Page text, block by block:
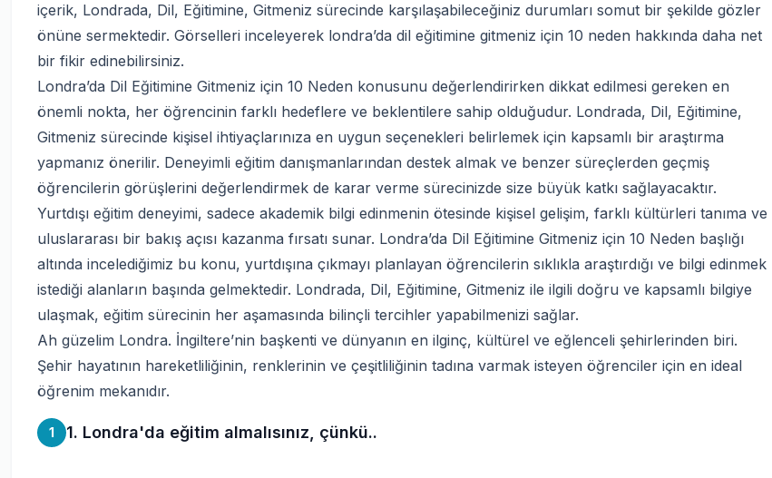
içerik, Londrada, Dil, Eğitimine, Gitmeniz sürecinde karşılaşabileceğiniz durumları somut bir şekilde gözler
önüne sermektedir. Görselleri inceleyerek londra’da dil eğitimine gitmeniz için 10 neden hakkında daha net
bir fikir edinebilirsiniz.
Londra’da Dil Eğitimine Gitmeniz için 10 Neden konusunu değerlendirirken dikkat edilmesi gereken en
önemli nokta, her öğrencinin farklı hedeflere ve beklentilere sahip olduğudur. Londrada, Dil, Eğitimine,
Gitmeniz sürecinde kişisel ihtiyaçlarınıza en uygun seçenekleri belirlemek için kapsamlı bir araştırma
yapmanız önerilir. Deneyimli eğitim danışmanlarından destek almak ve benzer süreçlerden geçmiş
öğrencilerin görüşlerini değerlendirmek de karar verme sürecinizde size büyük katkı sağlayacaktır.
Yurtdışı eğitim deneyimi, sadece akademik bilgi edinmenin ötesinde kişisel gelişim, farklı kültürleri tanıma ve
uluslararası bir bakış açısı kazanma fırsatı sunar. Londra’da Dil Eğitimine Gitmeniz için 10 Neden başlığı
altında incelediğimiz bu konu, yurtdışına çıkmayı planlayan öğrencilerin sıklıkla araştırdığı ve bilgi edinmek
istediği alanların başında gelmektedir. Londrada, Dil, Eğitimine, Gitmeniz ile ilgili doğru ve kapsamlı bilgiye
ulaşmak, eğitim sürecinin her aşamasında bilinçli tercihler yapabilmenizi sağlar.
Ah güzelim Londra. İngiltere’nin başkenti ve dünyanın en ilginç, kültürel ve eğlenceli şehirlerinden biri.
Şehir hayatının hareketliliğinin, renklerinin ve çeşitliliğinin tadına varmak isteyen öğrenciler için en ideal
öğrenim mekanıdır.
1 1. Londra'da eğitim almalısınız, çünkü..